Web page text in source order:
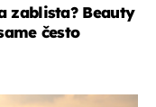
zablista? Beauty
često